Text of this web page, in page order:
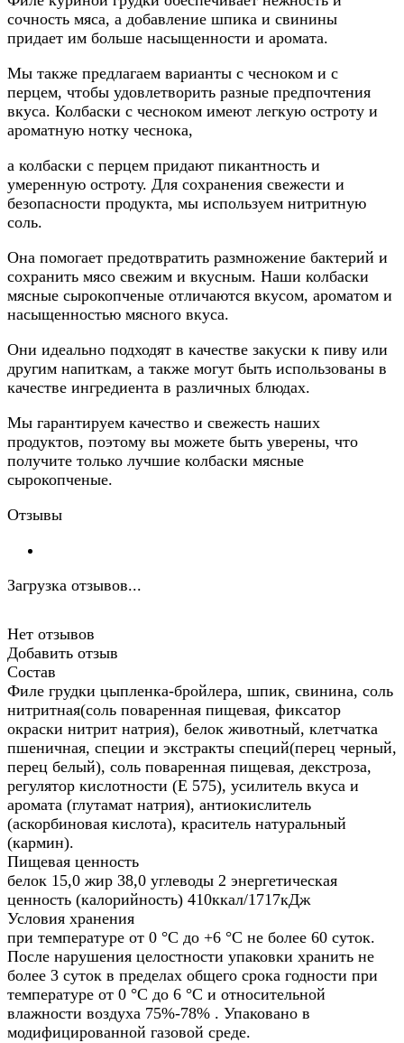
сочность мяса, а добавление шпика и свинины
придает им больше насыщенности и аромата.
Мы также предлагаем варианты с чесноком и с
перцем, чтобы удовлетворить разные предпочтения
вкуса. Колбаски с чесноком имеют легкую остроту и
ароматную нотку чеснока,
а колбаски с перцем придают пикантность и
умеренную остроту. Для сохранения свежести и
безопасности продукта, мы используем нитритную
соль.
Она помогает предотвратить размножение бактерий и
сохранить мясо свежим и вкусным. Наши колбаски
мясные сырокопченые отличаются вкусом, ароматом и
насыщенностью мясного вкуса.
Они идеально подходят в качестве закуски к пиву или
другим напиткам, а также могут быть использованы в
качестве ингредиента в различных блюдах.
Мы гарантируем качество и свежесть наших
продуктов, поэтому вы можете быть уверены, что
получите только лучшие колбаски мясные
сырокопченые.
Отзывы
Загрузка отзывов...
Нет отзывов
Добавить отзыв
Состав
Филе грудки цыпленка-бройлера, шпик, свинина, соль
нитритная(соль поваренная пищевая, фиксатор
окраски нитрит натрия), белок животный, клетчатка
пшеничная, специи и экстракты специй(перец черный,
перец белый), соль поваренная пищевая, декстроза,
регулятор кислотности (Е 575), усилитель вкуса и
аромата (глутамат натрия), антиокислитель
(аскорбиновая кислота), краситель натуральный
(кармин).
Пищевая ценность
белок 15,0 жир 38,0 углеводы 2 энергетическая
ценность (калорийность) 410ккал/1717кДж
Условия хранения
при температуре от 0 °С до +6 °С не более 60 суток.
После нарушения целостности упаковки хранить не
более 3 суток в пределах общего срока годности при
температуре от 0 °С до 6 °С и относительной
влажности воздуха 75%-78% . Упаковано в
модифицированной газовой среде.